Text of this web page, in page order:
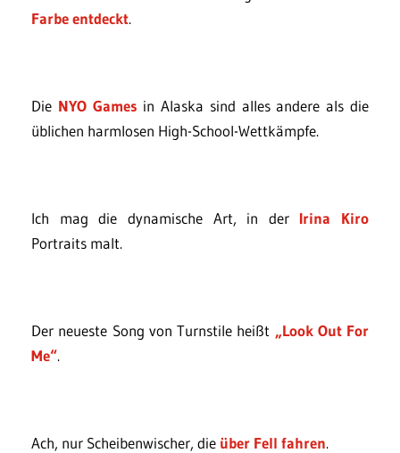
Farbe entdeckt.
Die NYO Games in Alaska sind alles andere als die
üblichen harmlosen High-School-Wettkämpfe.
Ich mag die dynamische Art, in der Irina Kiro
Portraits malt.
Der neueste Song von Turnstile heißt „Look Out For
Me“.
Ach, nur Scheibenwischer, die über Fell fahren.